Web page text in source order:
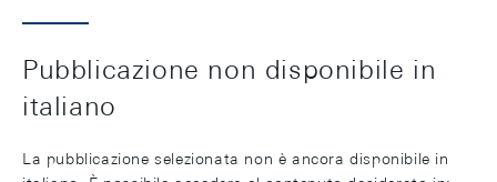
Pubblicazione non disponibile in
italiano
La pubblicazione selezionata non è ancora disponibile in